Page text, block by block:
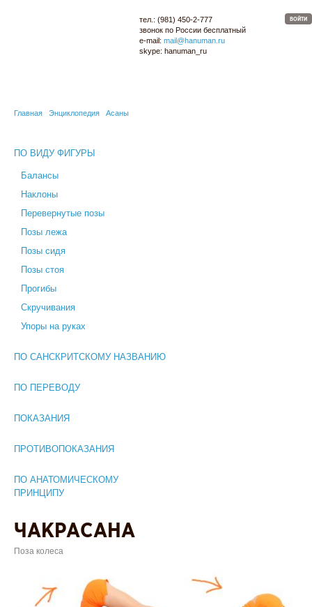
тел.: (981) 450-2-777
звонок по России бесплатный
e-mail: mail@hanuman.ru
skype: hanuman_ru
ВОЙТИ
Главная Энциклопедия Асаны
ПО ВИДУ ФИГУРЫ
Балансы
Наклоны
Перевернутые позы
Позы лежа
Позы сидя
Позы стоя
Прогибы
Скручивания
Упоры на руках
ПО САНСКРИТСКОМУ НАЗВАНИЮ
ПО ПЕРЕВОДУ
ПОКАЗАНИЯ
ПРОТИВОПОКАЗАНИЯ
ПО АНАТОМИЧЕСКОМУ
ПРИНЦИПУ
ЧАКРАСАНА
Поза колеса